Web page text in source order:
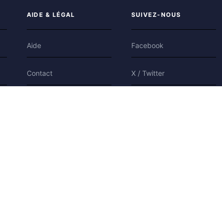
AIDE & LÉGAL
Aide
Contact
SUIVEZ-NOUS
Facebook
X / Twitter